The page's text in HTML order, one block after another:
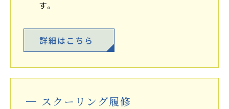
す。
詳細はこちら
スクーリング履修